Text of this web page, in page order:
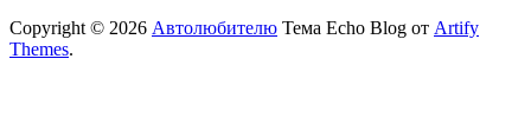
Copyright © 2026 Автолюбителю Тема Echo Blog от Artify
Themes.